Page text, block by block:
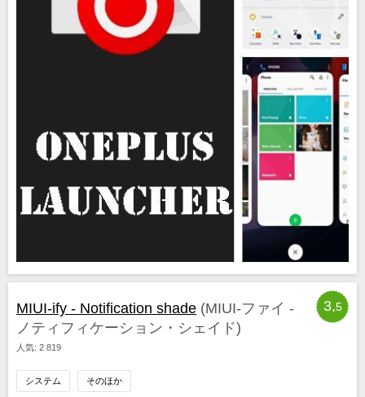
3,5
MIUI-ify - Notification shade (MIUI-ファイ -
ノティフィケーション・シェイド)
人気: 2 819
システム そのほか